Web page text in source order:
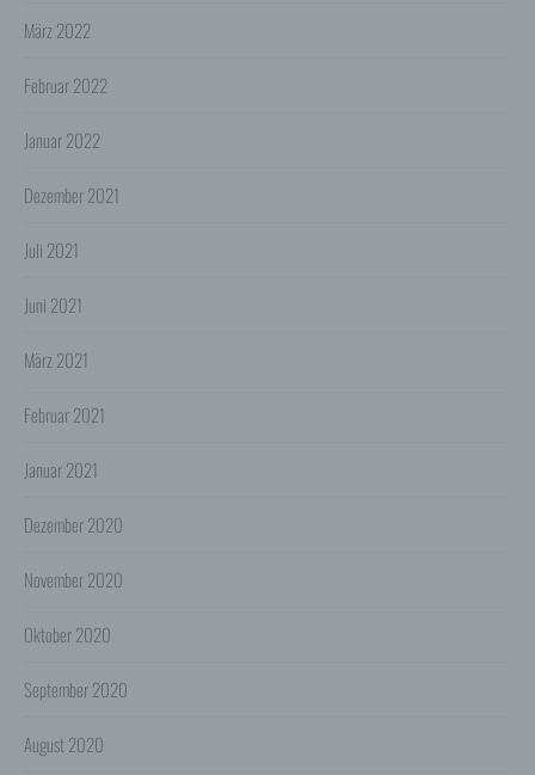
März 2022
Februar 2022
Januar 2022
Dezember 2021
Juli 2021
Juni 2021
März 2021
Februar 2021
Januar 2021
Dezember 2020
November 2020
Oktober 2020
September 2020
August 2020
entsprechend den gesetzlichen Bestimmungen nur für
Onlineangebotes. Wir behalten uns jedoch vor, die
Verdacht einer rechtswidrigen Nutzung besteht.
5. Cookies & Reichweitenmessung
Cookies sind Informationen, die von unserem
Browser der Nutzer übertragen und dort für einen
Reichweitenmessung werden die Nutzer im Rahmen
Die Betrachtung dieses Onlineangebotes ist auch unter
nicht möchten, dass Cookies auf ihrem Rechner
ihres Browsers zu deaktivieren. Gespeicherte Cookies
gelöscht werden. Der Ausschluss von Cookies kann
zu Funktionseinschränkungen dieses Onlineangebotes
Seite http://www.aboutads.info/choices oder die EU-
Wir setzen Google Analytics, einen Webanalysedienst
der Google Inc. ("Google") ein. Google verwendet